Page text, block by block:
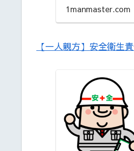
1manmaster.com
【一人親方】安全衛生